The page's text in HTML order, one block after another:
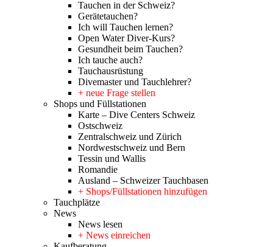
Tauchen in der Schweiz?
Gerätetauchen?
Ich will Tauchen lernen?
Open Water Diver-Kurs?
Gesundheit beim Tauchen?
Ich tauche auch?
Tauchausrüstung
Divemaster und Tauchlehrer?
+ neue Frage stellen
Shops und Füllstationen
Karte – Dive Centers Schweiz
Ostschweiz
Zentralschweiz und Zürich
Nordwestschweiz und Bern
Tessin und Wallis
Romandie
Ausland – Schweizer Tauchbasen
+ Shops/Füllstationen hinzufügen
Tauchplätze
News
News lesen
+ News einreichen